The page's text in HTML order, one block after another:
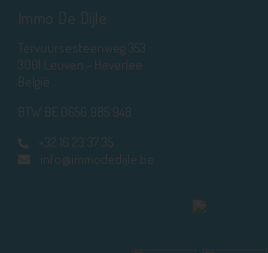
Immo De Dijle
Tervuursesteenweg 353
3001 Leuven - Heverlee
België
BTW BE 0656.985.948
+32 16 23 37 35
info@immodedijle.be